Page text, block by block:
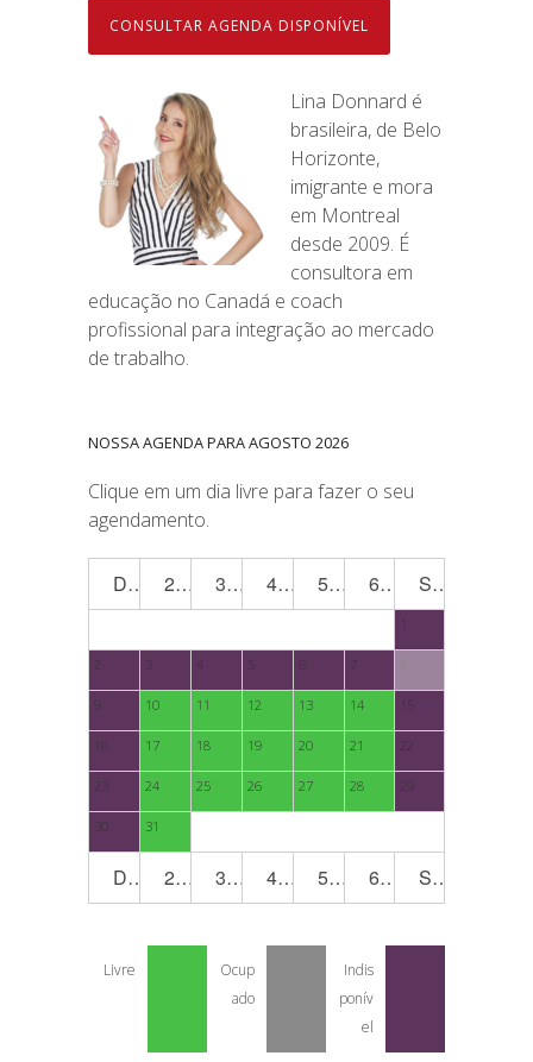
Lina Donnard é
brasileira, de Belo
Horizonte,
imigrante e mora
em Montreal
desde 2009. É
consultora em
educação no Canadá e coach
profissional para integração ao mercado
de trabalho.
NOSSA AGENDA PARA AGOSTO 2026
Clique em um dia livre para fazer o seu
agendamento.
Dom 2ª 3ª 4ª 5ª 6ª Sáb
1
2 3 4 5 6 7
9 10 11 12 13 14 15
16 17 18 19 20 21 22
23 24 25 26 27 28 29
30 31
Dom 2ª 3ª 4ª 5ª 6ª Sáb
Livre
Ocup
ado
Indis
ponív
el